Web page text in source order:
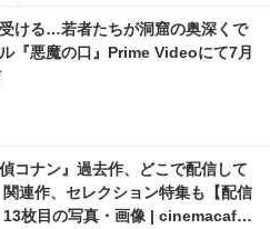
ける…若者たちが洞窟の奥深くで
『悪魔の口』Prime Videoにて7月
コナン』過去作、どこで配信して
連作、セレクション特集も【配信
13枚目の写真・画像 | cinemacafe.